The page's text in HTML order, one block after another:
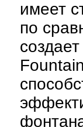
имеет
по